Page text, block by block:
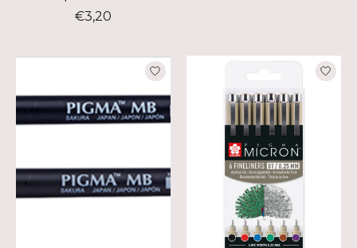
€3,20